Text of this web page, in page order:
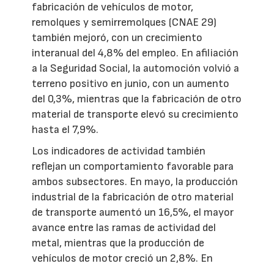
fabricación de vehículos de motor,
remolques y semirremolques (CNAE 29)
también mejoró, con un crecimiento
interanual del 4,8% del empleo. En afiliación
a la Seguridad Social, la automoción volvió a
terreno positivo en junio, con un aumento
del 0,3%, mientras que la fabricación de otro
material de transporte elevó su crecimiento
hasta el 7,9%.
Los indicadores de actividad también
reflejan un comportamiento favorable para
ambos subsectores. En mayo, la producción
industrial de la fabricación de otro material
de transporte aumentó un 16,5%, el mayor
avance entre las ramas de actividad del
metal, mientras que la producción de
vehículos de motor creció un 2,8%. En